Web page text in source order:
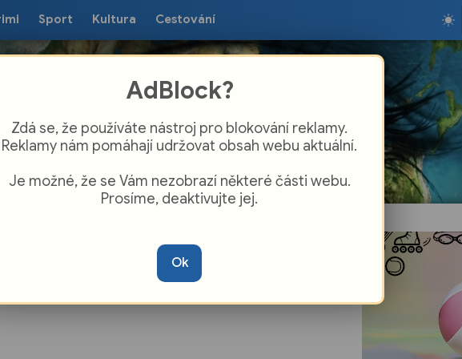
Sport Kultura Cestování
brodského Domu kultury
na září pestrý program
AdBlock?
Zdá se, že používáte nástroj pro blokování reklamy.
Reklamy nám pomáhají udržovat obsah webu aktuální.
Je možné, že se Vám nezobrazí některé části webu.
Prosíme, deaktivujte jej.
Ok